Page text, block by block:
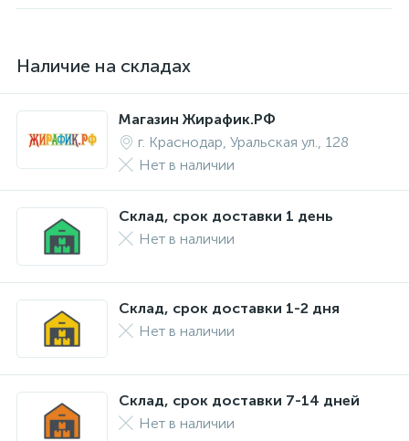
Наличие на складах
Магазин Жирафик.РФ
г. Краснодар, Уральская ул., 128
Нет в наличии
Склад, срок доставки 1 день
Нет в наличии
Склад, срок доставки 1-2 дня
Нет в наличии
Склад, срок доставки 7-14 дней
Нет в наличии